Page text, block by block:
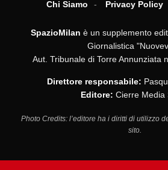
Chi Siamo Privacy Policy
SpazioMilan è un supplemento
Giornalistica
Aut. Tribunale di Torre Annunziata
Direttore responsabile:
Editore: Cierre Media
Photo Credits: l’editore ha i diritti di utilizzo
sito.